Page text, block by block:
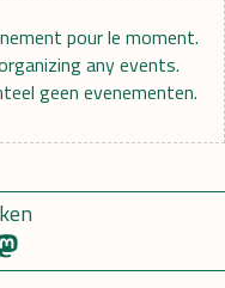
pour le moment.
any events.
geen evenementen.